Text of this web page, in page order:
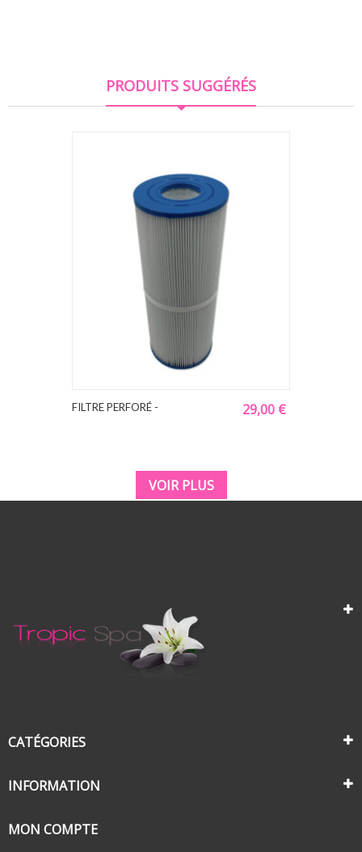
PRODUITS SUGGÉRÉS
FILTRE PERFORÉ - 29,00 €
VOIR PLUS
CATÉGORIES
INFORMATION
MON COMPTE